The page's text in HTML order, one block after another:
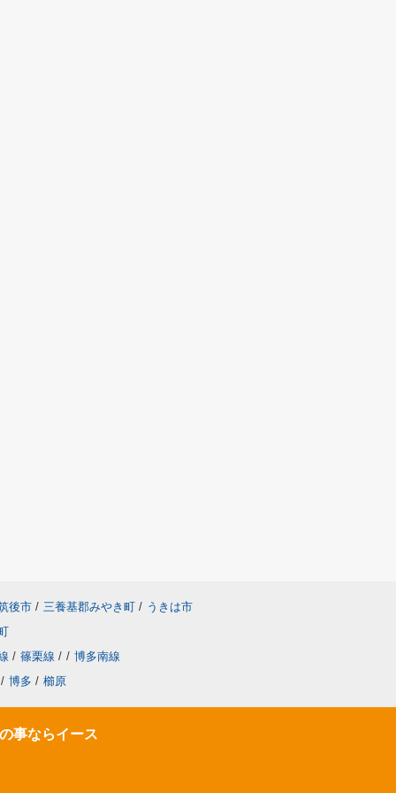
後市 / 三養基郡みやき町 / うきは市
/ 篠栗線 / / 博多南線
/ 博多 / 櫛原
事ならイース